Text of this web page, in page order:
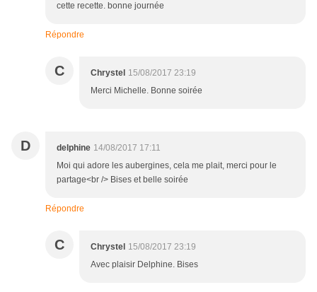
cette recette. bonne journée
Répondre
C Chrystel 15/08/2017 23:19
Merci Michelle. Bonne soirée
D delphine 14/08/2017 17:11
Moi qui adore les aubergines, cela me plait, merci pour le
partage<br /> Bises et belle soirée
Répondre
C Chrystel 15/08/2017 23:19
Avec plaisir Delphine. Bises